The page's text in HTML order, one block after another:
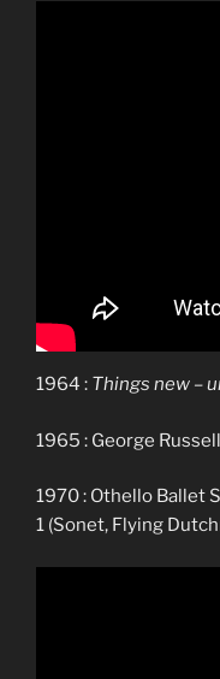
1964 : Things new –
1965 : George
1970 : Othello Ballet
1 (Sonet, Flying